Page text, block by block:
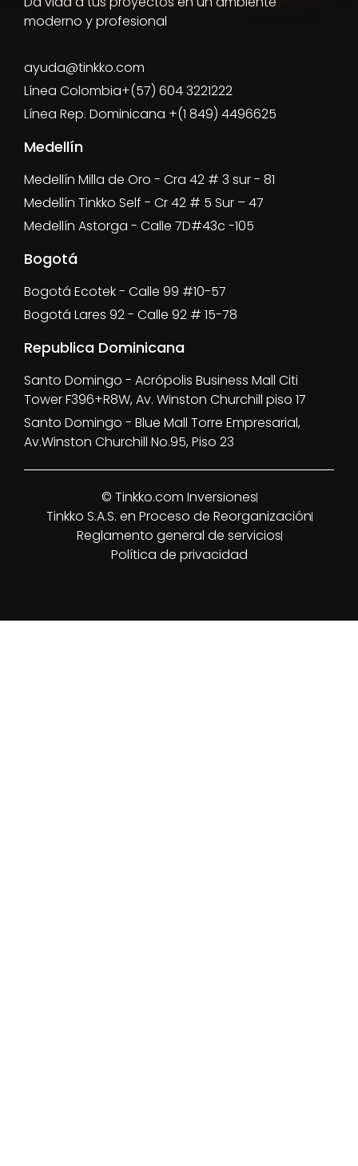
moderno y profesional
ayuda@tinkko.com
Línea Colombia+(57) 604 3221222
Línea Rep. Dominicana +(1 849) 4496625
Medellín
Medellín Milla de Oro - Cra 42 # 3 sur - 81
Medellín Tinkko Self - Cr 42 # 5 Sur – 47
Medellín Astorga - Calle 7D#43c -105
Bogotá
Bogotá Ecotek - Calle 99 #10-57
Bogotá Lares 92 - Calle 92 # 15-78
Republica Dominicana
Santo Domingo - Acrópolis Business Mall Citi
Tower F396+R8W, Av. Winston Churchill piso 17
Santo Domingo - Blue Mall Torre Empresarial,
Av.Winston Churchill No.95, Piso 23
© Tinkko.com Inversiones
Tinkko S.A.S. en Proceso de Reorganización
Reglamento general de servicios
Política de privacidad